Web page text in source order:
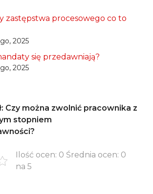
zastępstwa procesowego co to
2025
się przedawniają?
2025
Czy można zwolnić pracownika z
stopniem
Ilość ocen: 0 Średnia ocen: 0
na 5